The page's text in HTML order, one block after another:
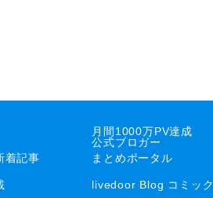
着記事
月間1000万PV達成
公式ブロガー
まとめポータル
livedoor Blog コミック